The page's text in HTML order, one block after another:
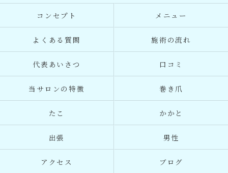
コンセプト メニュー
よくある質問 施術の流れ
代表あいさつ 口コミ
当サロンの特徴 巻き爪
たこ かかと
出張 男性
アクセス ブログ